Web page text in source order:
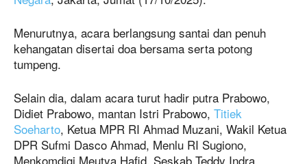
Menurutnya, acara berlangsung santai dan penuh
kehangatan disertai doa bersama serta potong
tumpeng.
Selain dia, dalam acara turut hadir putra Prabowo,
Didiet Prabowo, mantan Istri Prabowo, Titiek
Soeharto, Ketua MPR RI Ahmad Muzani, Wakil Ketua
DPR Sufmi Dasco Ahmad, Menlu RI Sugiono,
Menkomdigi Meutya Hafid, Seskab Teddy Indra